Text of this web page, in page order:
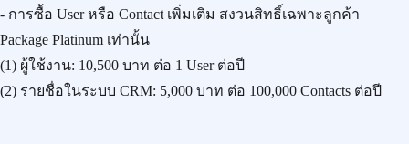
- การซื้อ User หรือ Contact เพิ่มเติม สงวนสิทธิ์เฉพาะลูกค้า
Package Platinum เท่านั้น
(1) ผู้ใช้งาน: 10,500 บาท ต่อ 1 User ต่อปี
(2) รายชื่อในระบบ CRM: 5,000 บาท ต่อ 100,000 Contacts ต่อปี